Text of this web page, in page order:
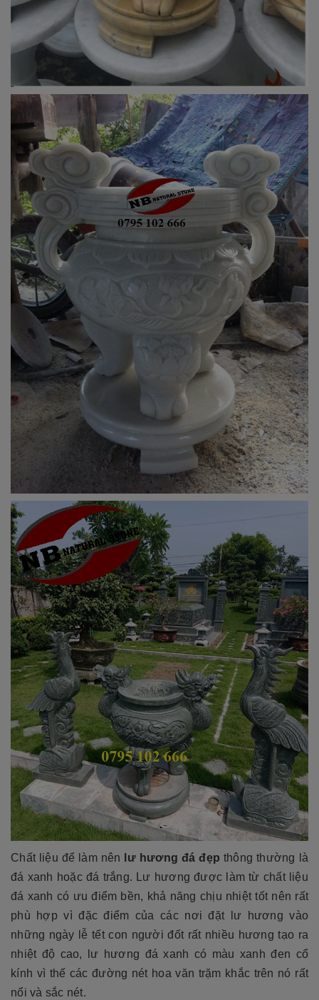
Chất liệu để làm nên lư hương đá đẹp thông thường là
đá xanh hoặc đá trắng. Lư hương được làm từ chất liệu
đá xanh có ưu điểm bền, khả năng chịu nhiệt tốt nên rất
phù hợp vì đặc điểm của các nơi đặt lư hương vào
những ngày lễ tết con người đốt rất nhiều hương tạo ra
nhiệt độ cao, lư hương đá xanh có màu xanh đen cổ
kính vì thế các đường nét hoa văn trặm khắc trên nó rất
nổi và sắc nét.